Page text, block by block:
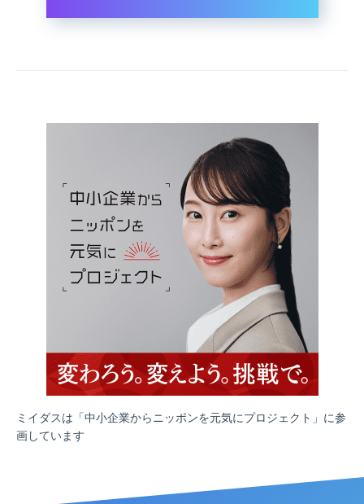
ミイダスは「中小企業からニッポンを元気にプロジェクト」に参
画しています